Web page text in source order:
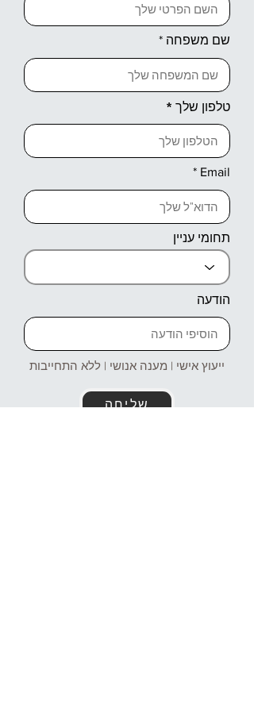
שם משפחה
טלפון שלך
Email
תחומי עניין
הודעה
ייעוץ אישי | מענה אנושי | ללא התחייבות
שליחה